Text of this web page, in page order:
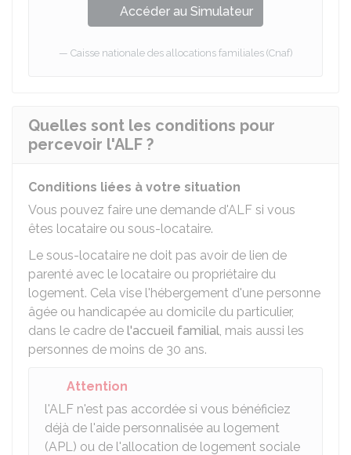
Accéder au Simulateur
Caisse nationale des allocations familiales (Cnaf)
Quelles sont les conditions pour
percevoir l'ALF ?
Conditions liées à votre situation
Vous pouvez faire une demande d'ALF si vous
êtes locataire ou sous-locataire.
Le sous-locataire ne doit pas avoir de lien de
parenté avec le locataire ou propriétaire du
logement. Cela vise l'hébergement d'une personne
âgée ou handicapée au domicile du particulier,
dans le cadre de l'accueil familial, mais aussi les
personnes de moins de 30 ans.
Attention
l'ALF n'est pas accordée si vous bénéficiez
déjà de l'aide personnalisée au logement
(APL) ou de l'allocation de logement sociale